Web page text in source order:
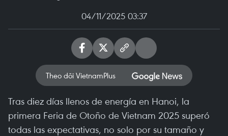
04/11/2025 03:37
Theo dõi VietnamPlus
Tras diez días llenos de energía en Hanoi, la
primera Feria de Otoño de Vietnam 2025 superó
todas las expectativas, no solo por su tamaño y